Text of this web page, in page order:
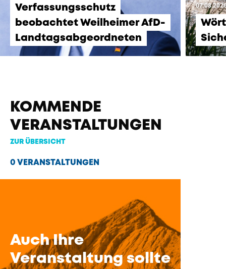
Verfassungsschutz
beobachtet Weilheimer AfD-
Landtagsabgeordneten
KOMMENDE
VERANSTALTUNGEN
ZUR ÜBERSICHT
0 VERANSTALTUNGEN
Auch Ihre
Veranstaltung sollte